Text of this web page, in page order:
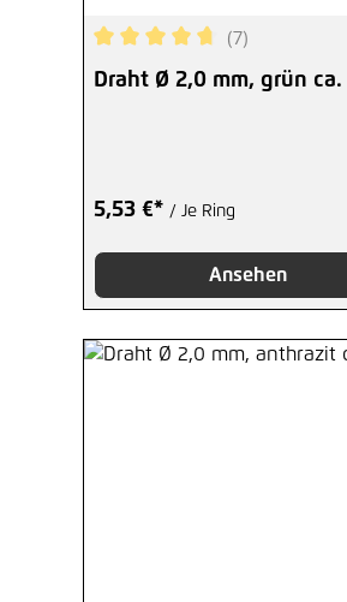
Durchschnittliche
(7)
Draht Ø 2,0 mm, grün
5,53 €* / Je Ring
Ansehen